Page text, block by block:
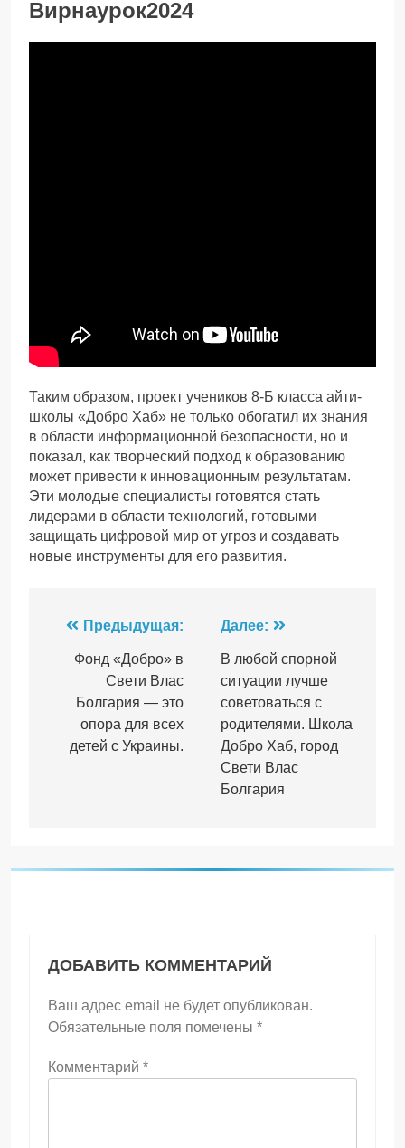
Вирнаурок2024
Таким образом, проект учеников 8-Б класса айти-
школы «Добро Хаб» не только обогатил их знания
в области информационной безопасности, но и
показал, как творческий подход к образованию
может привести к инновационным результатам.
Эти молодые специалисты готовятся стать
лидерами в области технологий, готовыми
защищать цифровой мир от угроз и создавать
новые инструменты для его развития.
Навигация
записям
Предыдущая:
Фонд «Добро» в
Свети Влас
Болгария — это
опора для всех
детей с Украины.
Далее:
В любой спорной
ситуации лучше
советоваться с
родителями. Школа
Добро Хаб, город
Свети Влас
Болгария
ДОБАВИТЬ КОММЕНТАРИЙ
Ваш адрес email не будет опубликован.
Обязательные поля помечены *
Комментарий *